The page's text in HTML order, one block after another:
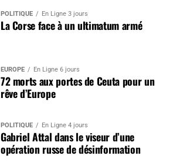
POLITIQUE En Ligne 3 jours
La Corse face à un ultimatum armé
EUROPE En Ligne 6 jours
72 morts aux portes de Ceuta pour un
rêve d’Europe
POLITIQUE En Ligne 4 jours
Gabriel Attal dans le viseur d’une
opération russe de désinformation